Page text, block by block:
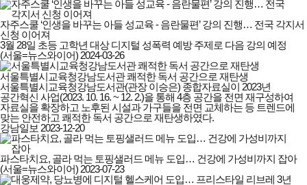
자주스쿨 ‘인생을 바꾸는 아들 성교육 - 음란물편’ 강의 진행… 전국 각지서
신청 이어져
3월 28일 초등 고학년 대상 디지털 성폭력 예방 주제로 다음 강의 예정
(서울=뉴스와이어) 2024-03-26
서울특별시교육청강남도서관 쾌적한 독서 공간으로 재탄생
서울특별시교육청강남도서관(관장 이승은) 종합자료실이 2023년
공간혁신 사업(2023. 10. 16. ~ 12. 2.)을 통해 4층 공간을 전면 재구성하여
자료실을 확장하고 노후된 시설과 가구들을 전면 교체하는 등 트렌드에
맞는 안전하고 쾌적한 독서 공간으로 재탄생하였다.
강남일보 2023-12-20
파스타치요, 골라 먹는 토핑샐러드 메뉴 도입… 건강에 가성비까지 잡아
(서울=뉴스와이어) 2023-07-23